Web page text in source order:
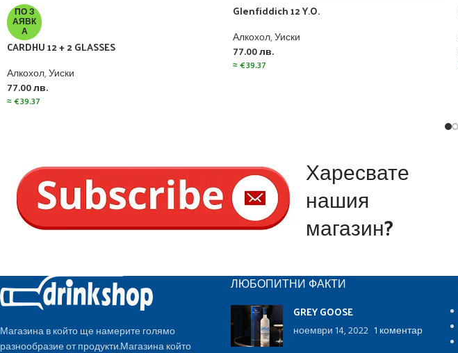
ПО З
АЯВК
А
CARDHU 12 + 2 GLASSES
Алкохол,Уиски
77.00лв.
≈€39.37
Glenfiddich 12 Y.O.
Алкохол,Уиски
77.00лв.
≈€39.37
Харесвате
нашия
магазин?
Магазина в който ще намерите голямо
разнообразие от продукти.Магазина който
ЛЮБОПИТНИ ФАКТИ
GREY GOOSE
ноември 14, 2022 1 коментар